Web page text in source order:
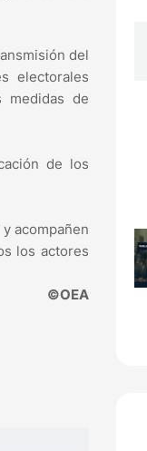
del
electorales
medidas de
de los
acompañen
los actores
©OEA